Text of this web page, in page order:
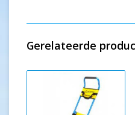
evacué op een
eenvoudig inklappen en
voor gebruik dankzij de
De Excel evacuatiestoel
de stevige armleuningen
Gerelateerde